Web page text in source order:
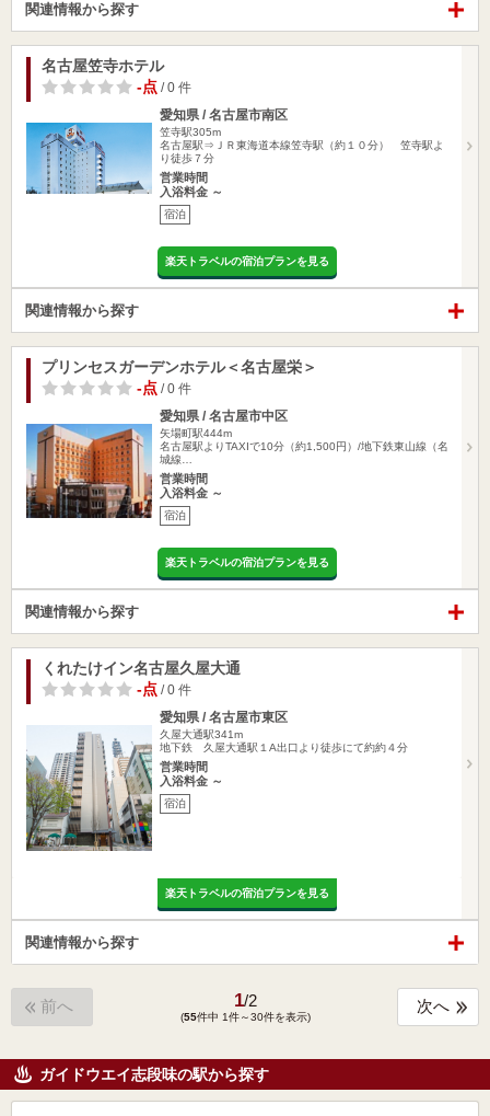
関連情報から探す
名古屋笠寺ホテル
-点 / 0 件
愛知県 / 名古屋市南区
笠寺駅305m
名古屋駅⇒ＪＲ東海道本線笠寺駅（約１０分） 笠寺駅よ
り徒歩７分
営業時間
入浴料金 ～
宿泊
楽天トラベルの宿泊プランを見る
関連情報から探す
プリンセスガーデンホテル＜名古屋栄＞
-点 / 0 件
愛知県 / 名古屋市中区
矢場町駅444m
名古屋駅よりTAXIで10分（約1,500円）/地下鉄東山線（名
城線…
営業時間
入浴料金 ～
宿泊
楽天トラベルの宿泊プランを見る
関連情報から探す
くれたけイン名古屋久屋大通
-点 / 0 件
愛知県 / 名古屋市東区
久屋大通駅341m
地下鉄 久屋大通駅１A出口より徒歩にて約約４分
営業時間
入浴料金 ～
宿泊
楽天トラベルの宿泊プランを見る
関連情報から探す
前へ 1/2
(55件中 1件～30件を表示)
次へ
ガイドウエイ志段味の駅から探す